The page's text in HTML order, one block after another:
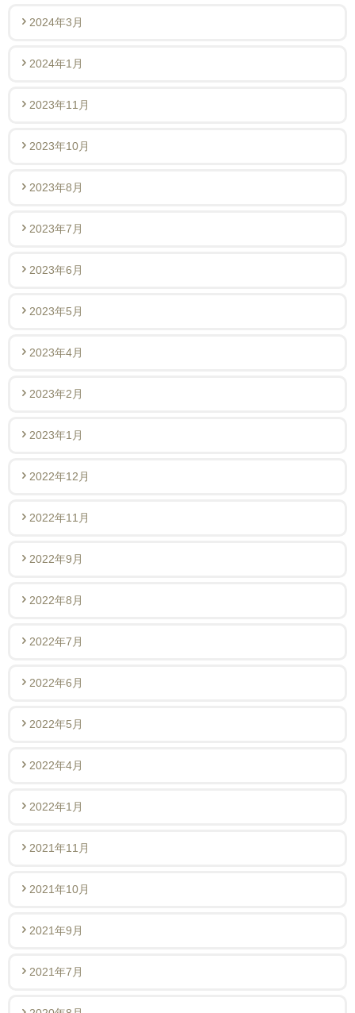
2024年3月
2024年1月
2023年11月
2023年10月
2023年8月
2023年7月
2023年6月
2023年5月
2023年4月
2023年2月
2023年1月
2022年12月
2022年11月
2022年9月
2022年8月
2022年7月
2022年6月
2022年5月
2022年4月
2022年1月
2021年11月
2021年10月
2021年9月
2021年7月